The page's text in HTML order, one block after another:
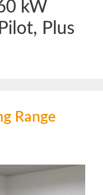
kW
Plus
Range